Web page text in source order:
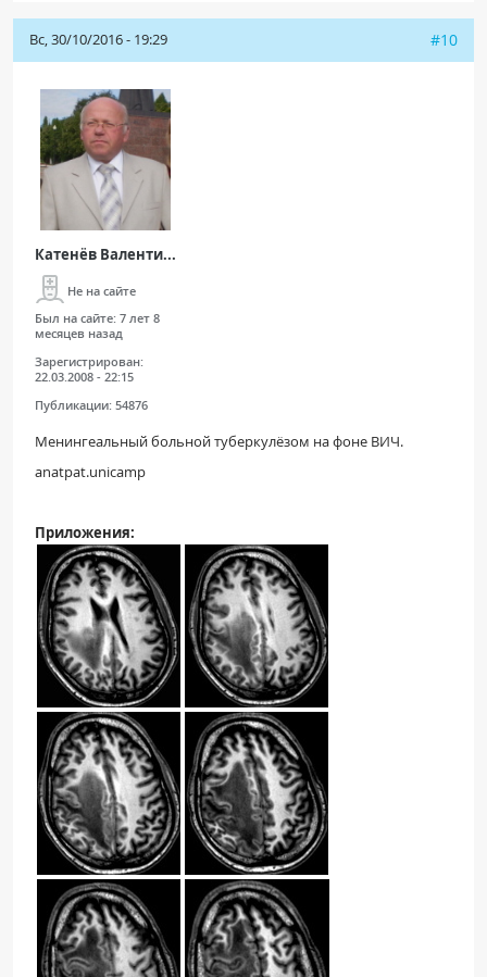
Вс, 30/10/2016 - 19:29 #10
Катенёв Валенти...
Не на сайте
Был на сайте: 7 лет 8
месяцев назад
Зарегистрирован:
22.03.2008 - 22:15
Публикации: 54876
Менингеальный больной туберкулёзом на фоне ВИЧ.
anatpat.unicamp
Приложения: